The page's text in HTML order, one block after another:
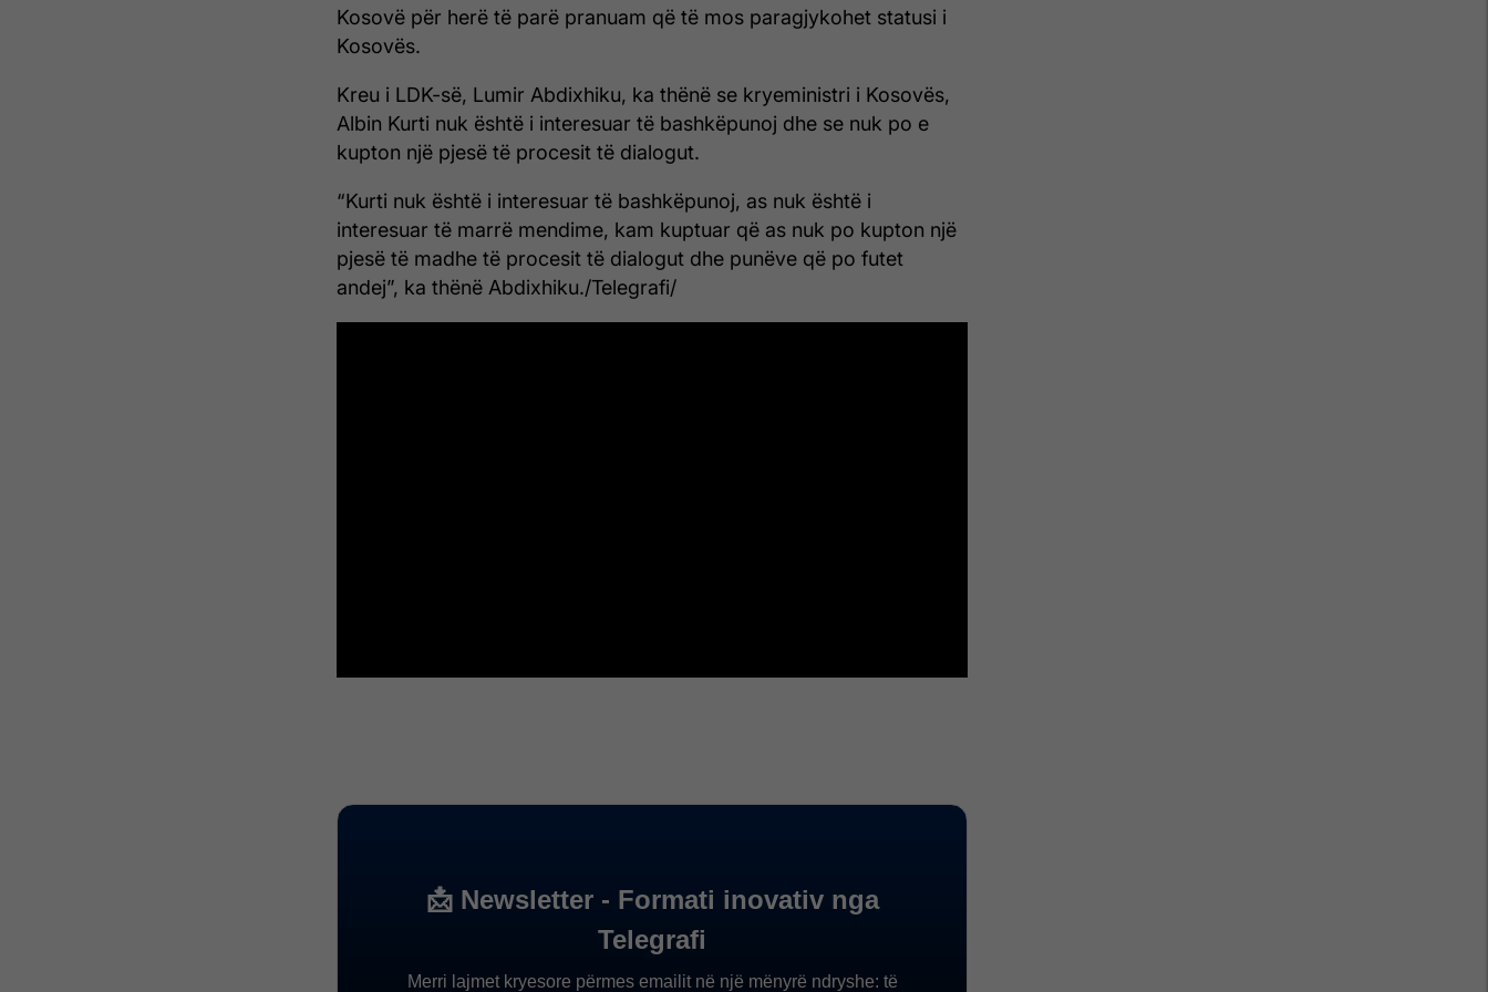
Kosovë për herë të parë pranuam që të mos paragjykohet statusi i
Kosovës.
Kreu i LDK-së, Lumir Abdixhiku, ka thënë se kryeministri i Kosovës,
Albin Kurti nuk është i interesuar të bashkëpunoj dhe se nuk po e
kupton një pjesë të procesit të dialogut.
“Kurti nuk është i interesuar të bashkëpunoj, as nuk është i
interesuar të marrë mendime, kam kuptuar që as nuk po kupton një
pjesë të madhe të procesit të dialogut dhe punëve që po futet
andej”, ka thënë Abdixhiku./Telegrafi/